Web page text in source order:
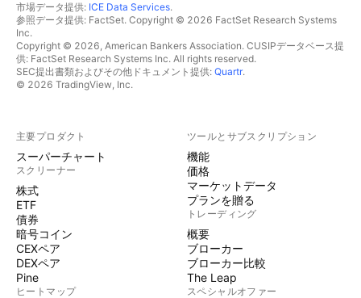
市場データ提供: ICE Data Services.
参照データ提供: FactSet. Copyright © 2026 FactSet Research Systems
Inc.
Copyright © 2026, American Bankers Association. CUSIPデータベース提
供: FactSet Research Systems Inc. All rights reserved.
SEC提出書類およびその他ドキュメント提供: Quartr.
© 2026 TradingView, Inc.
主要プロダクト
スーパーチャート
スクリーナー
株式
ETF
債券
暗号コイン
CEXペア
DEXペア
Pine
ヒートマップ
ツールとサブスクリプション
機能
価格
マーケットデータ
プランを贈る
トレーディング
概要
ブローカー
ブローカー比較
The Leap
スペシャルオファー